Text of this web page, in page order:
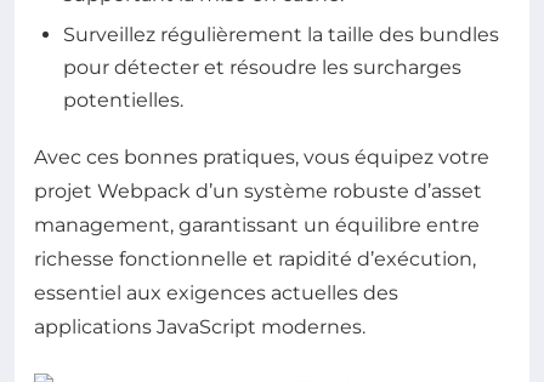
Surveillez régulièrement la taille des bundles
pour détecter et résoudre les surcharges
potentielles.
Avec ces bonnes pratiques, vous équipez votre
projet Webpack d’un système robuste d’asset
management, garantissant un équilibre entre
richesse fonctionnelle et rapidité d’exécution,
essentiel aux exigences actuelles des
applications JavaScript modernes.